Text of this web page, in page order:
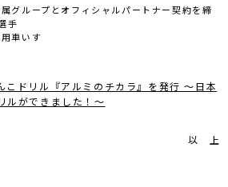
グループとオフィシャルパートナー契約を締
手
車いす
ドリル『アルミのチカラ』を発行 ～日本
ルができました！～
以 上